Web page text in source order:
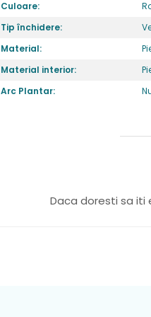
Pentru fabricarea
Culoare:
Tip închidere:
Material:
Material interior:
Arc Plantar:
Daca doresti sa iti